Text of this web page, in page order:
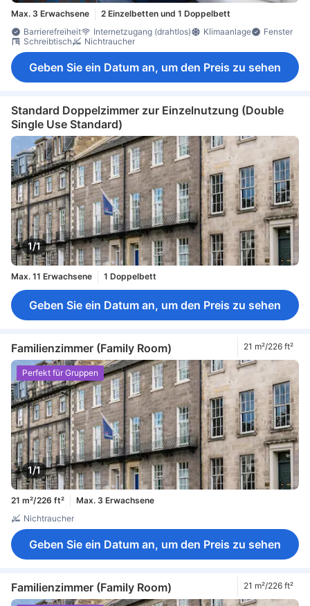
Max. 3 Erwachsene
2 Einzelbetten und 1 Doppelbett
Barrierefreiheit
Internetzugang (drahtlos) Klimaanlage
Fenster
Schreibtisch
Nichtraucher
Geben Sie ein Datum an, um den Preis zu sehen
Standard Doppelzimmer zur Einzelnutzung (Double
Single Use Standard)
1/1
Max. 11 Erwachsene 1 Doppelbett
Geben Sie ein Datum an, um den Preis zu sehen
Familienzimmer (Family Room) 21 m²/226 ft²
1/1
Perfekt für Gruppen
21 m²/226 ft²
Max. 3 Erwachsene
Nichtraucher
Geben Sie ein Datum an, um den Preis zu sehen
Familienzimmer (Family Room) 21 m²/226 ft²